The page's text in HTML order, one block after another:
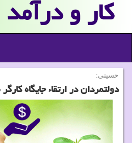
كار و درآمد
حسینی:
دولتمردان در ارتقاء جایگاه